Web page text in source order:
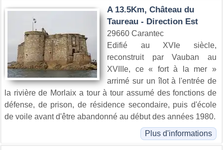
A 13.5Km, Château du
Taureau - Direction Est
29660 Carantec
Edifié au XVIe siècle,
reconstruit par Vauban au
XVIIIe, ce « fort à la mer »
arrimé sur un îlot à l'entrée de
la rivière de Morlaix a tour à tour assumé des fonctions de
défense, de prison, de résidence secondaire, puis d'école
de voile avant d'être abandonné au début des années 1980.
Plus d'informations